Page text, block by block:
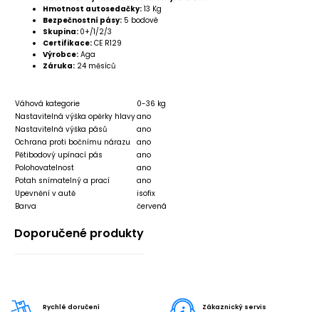
Hmotnost autosedačky: 13 Kg
Bezpečnostní pásy: 5 bodové
Skupina: 0+/1/2/3
Certifikace: CE R129
Výrobce: Aga
Záruka: 24 měsíců
Váhová kategorie
0-36 kg
Nastavitelná výška opěrky hlavyano
Nastavitelná výška pásů
ano
Ochrana proti bočnímu nárazu
ano
Pětibodový upínací pás
ano
Polohovatelnost
ano
Potah snímatelný a prací
ano
Upevnění v autě
isofix
Barva
červená
Doporučené produkty
Rychlé doručení Zákaznický servis